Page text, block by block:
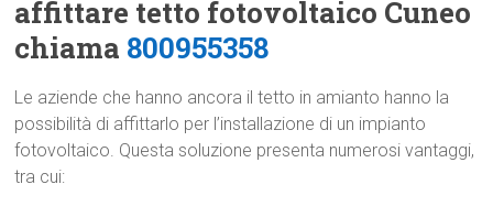
affittare tetto fotovoltaico Cuneo
chiama 800955358
Le aziende che hanno ancora il tetto in amianto hanno la
possibilità di affittarlo per l’installazione di un impianto
fotovoltaico. Questa soluzione presenta numerosi vantaggi,
tra cui: